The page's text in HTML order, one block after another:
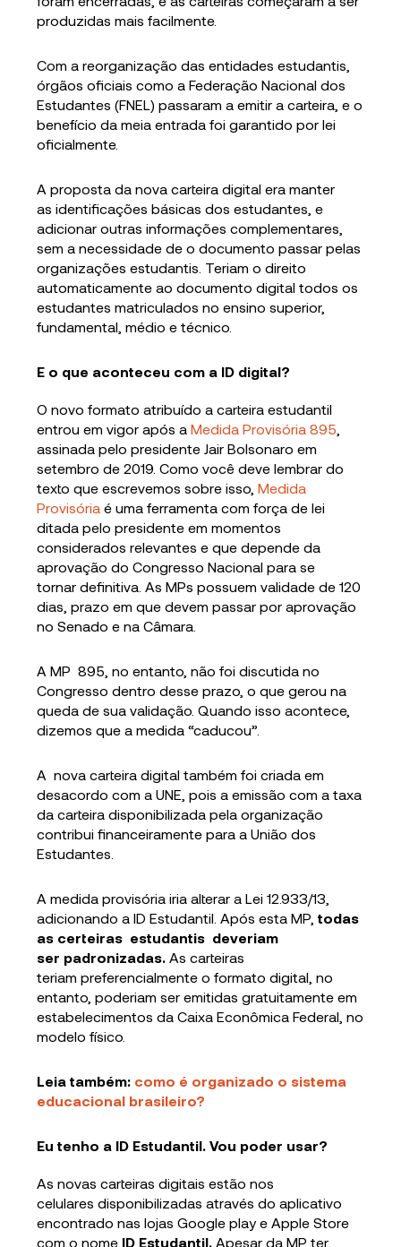
produzidas mais facilmente.
Com a reorganização das entidades estudantis,
órgãos oficiais como a Federação Nacional dos
Estudantes (FNEL) passaram a emitir a carteira, e o
benefício da meia entrada foi garantido por lei
oficialmente.
A proposta da nova carteira digital era manter
as identificações básicas dos estudantes, e
adicionar outras informações complementares,
sem a necessidade de o documento passar pelas
organizações estudantis. Teriam o direito
automaticamente ao documento digital todos os
estudantes matriculados no ensino superior,
fundamental, médio e técnico.
E o que aconteceu com a ID digital?
O novo formato atribuído a carteira estudantil
entrou em vigor após aMedida Provisória 895
assinada pelo presidente Jair Bolsonaro em
setembro de 2019. Como você deve lembrar do
texto que escrevemos sobre isso,Medida
Provisória é uma ferramenta com força de lei
ditada pelo presidente em momentos
considerados relevantes e que depende da
aprovação do Congresso Nacional para se
tornar definitiva. As MPs possuem validade de 120
dias, prazo em que devem passar por aprovação
no Senado e na Câmara.
A MP 895, no entanto, não foi discutida no
Congresso dentro desse prazo, o que gerou na
queda de sua validação. Quando isso acontece,
dizemos que a medida “caducou”.
A nova carteira digital também foi criada em
desacordo com a UNE, pois a emissão com a taxa
da carteira disponibilizada pela organização
contribui financeiramente para a União dos
Estudantes.
A medida provisória iria alterar a Lei 12.933/13,
adicionando a ID Estudantil. Após esta MP,todas
as certeiras estudantis deveriam
ser padronizadas. As carteiras
teriam preferencialmente o formato digital, no
entanto, poderiam ser emitidas gratuitamente em
estabelecimentos da Caixa Econômica Federal, no
modelo físico.
Leia também: como é organizado o sistema
educacional brasileiro?
Eu tenho a ID Estudantil. Vou poder usar?
As novas carteiras digitais estão nos
celulares disponibilizadas através do aplicativo
encontrado nas lojas Google play e Apple Store
com o nome ID Estudantil. Apesar da MP ter